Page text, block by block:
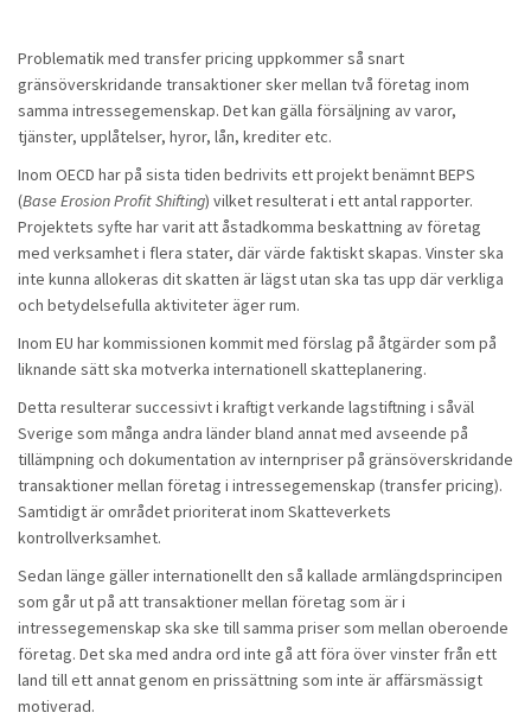
Problematik med transfer pricing uppkommer så snart
gränsöverskridande transaktioner sker mellan två företag inom
samma intressegemenskap. Det kan gälla försäljning av varor,
tjänster, upplåtelser, hyror, lån, krediter etc.
Inom OECD har på sista tiden bedrivits ett projekt benämnt BEPS
(Base Erosion Profit Shifting) vilket resulterat i ett antal rapporter.
Projektets syfte har varit att åstadkomma beskattning av företag
med verksamhet i flera stater, där värde faktiskt skapas. Vinster ska
inte kunna allokeras dit skatten är lägst utan ska tas upp där verkliga
och betydelsefulla aktiviteter äger rum.
Inom EU har kommissionen kommit med förslag på åtgärder som på
liknande sätt ska motverka internationell skatteplanering.
Detta resulterar successivt i kraftigt verkande lagstiftning i såväl
Sverige som många andra länder bland annat med avseende på
tillämpning och dokumentation av internpriser på gränsöverskridande
transaktioner mellan företag i intressegemenskap (transfer pricing).
Samtidigt är området prioriterat inom Skatteverkets
kontrollverksamhet.
Sedan länge gäller internationellt den så kallade armlängdsprincipen
som går ut på att transaktioner mellan företag som är i
intressegemenskap ska ske till samma priser som mellan oberoende
företag. Det ska med andra ord inte gå att föra över vinster från ett
land till ett annat genom en prissättning som inte är affärsmässigt
motiverad.